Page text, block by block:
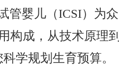
管婴儿（ICSI）为
构成，从技术原理
学规划生育预算。